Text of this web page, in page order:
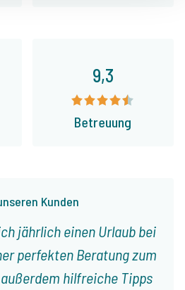
Kunden
jährlich einen Urlaub bei
perfekten Beratung zum
hilfreiche Tipps
9,3
Betreuung